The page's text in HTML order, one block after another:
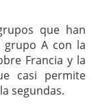
que han
grupo A con la
Francia y la
casi permite
segundas.